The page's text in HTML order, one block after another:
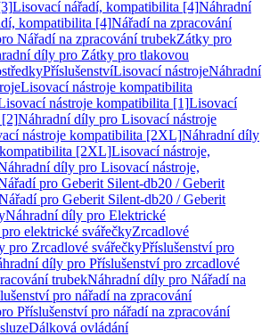
Lisovací nářadí, kompatibilita [4]Náhradní
kompatibilita [4]Nářadí na zpracování
Nářadí na zpracování trubekZátky pro
díly pro Zátky pro tlakovou
PříslušenstvíLisovací nástrojeNáhradní
Lisovací nástroje kompatibilita
nástroje kompatibilita [1]Lisovací
[2]Náhradní díly pro Lisovací nástroje
nástroje kompatibilita [2XL]Náhradní díly
[2XL]Lisovací nástroje,
díly pro Lisovací nástroje,
pro Geberit Silent-db20 / Geberit
pro Geberit Silent-db20 / Geberit
Náhradní díly pro Elektrické
elektrické svářečkyZrcadlové
pro Zrcadlové svářečkyPříslušenství pro
díly pro Příslušenství pro zrcadlové
trubekNáhradní díly pro Nářadí na
pro nářadí na zpracování
Příslušenství pro nářadí na zpracování
Dálková ovládání